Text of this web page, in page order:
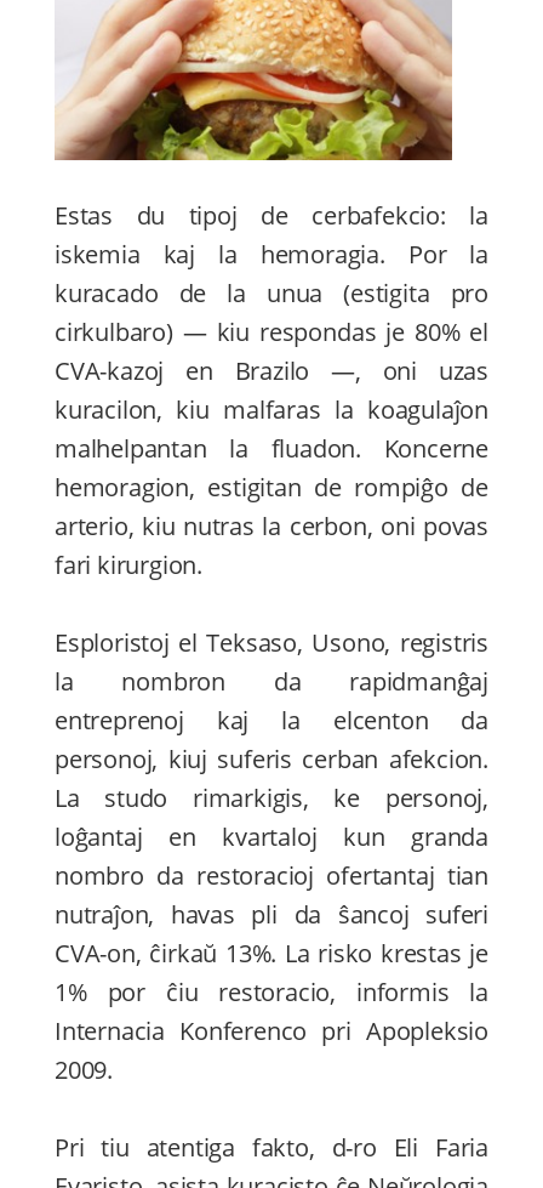
Estas du tipoj de cerbafekcio: la
iskemia kaj la hemoragia. Por la
kuracado de la unua (estigita pro
cirkulbaro) — kiu respondas je 80% el
CVA-kazoj en Brazilo —, oni uzas
kuracilon, kiu malfaras la koagulaĵon
malhelpantan la fluadon. Koncerne
hemoragion, estigitan de rompiĝo de
arterio, kiu nutras la cerbon, oni povas
fari kirurgion.
Esploristoj el Teksaso, Usono, registris
la nombron da rapidmanĝaj
entreprenoj kaj la elcenton da
personoj, kiuj suferis cerban afekcion.
La studo rimarkigis, ke personoj,
loĝantaj en kvartaloj kun granda
nombro da restoracioj ofertantaj tian
nutraĵon, havas pli da ŝancoj suferi
CVA-on, ĉirkaŭ 13%. La risko krestas je
1% por ĉiu restoracio, informis la
Internacia Konferenco pri Apopleksio
2009.
Pri tiu atentiga fakto, d-ro Eli Faria